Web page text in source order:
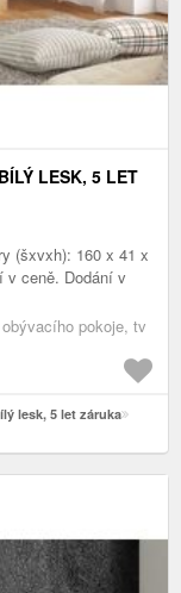
LESK, 5 LET
(šxvxh): 160 x 41 x
v ceně. Dodání v
pokoje, tv
lesk, 5 let záruka